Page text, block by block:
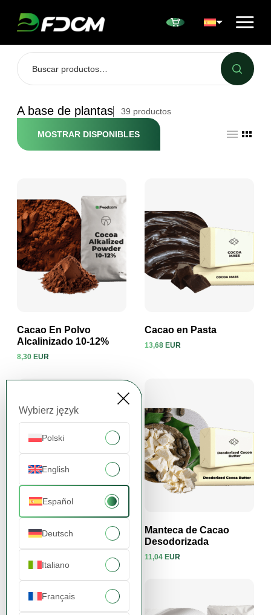
Wybierz język
Polski
English
Español
Deutsch
Italiano
Français
A base de plantas 39 productos
MOSTRAR DISPONIBLES
Ver producto
Cacao En Polvo
Alcalinizado 10-12%
8,30 EUR
Cacao en Pasta
13,68 EUR
Ver producto
Cacao en Polvo Natural
Ver producto
Manteca de Cacao
Desodorizada
11,04 EUR